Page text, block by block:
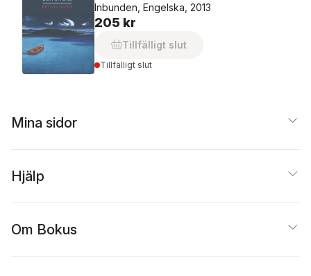
Inbunden, Engelska, 2013
205 kr
Tillfälligt slut
Tillfälligt slut
Mina sidor
Hjälp
Om Bokus